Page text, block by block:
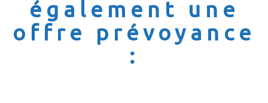
également une
offre prévoyance
: